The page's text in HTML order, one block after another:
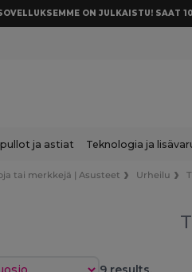
ON JULKAISTU! SAAT
ja astiat Teknologia ja
tai merkkejä | Asusteet Urheilu